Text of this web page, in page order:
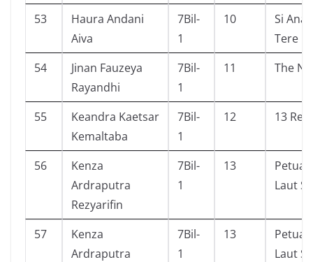
53
Haura Andani
Aiva
7Bil-
1
10
Si
Tere
54
Jinan Fauzeya
Rayandhi
7Bil-
1
11 The
55
Keandra Kaetsar
Kemaltaba
7Bil-
1
12 13
56
Kenza
Ardraputra
Rezyarifin
7Bil-
1
13
Laut
57
Kenza
Ardraputra
7Bil-
1
13
Laut